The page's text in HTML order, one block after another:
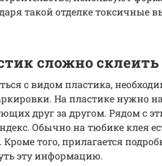
такой отделке токсичные
сложно склеить
с видом пластика,
На пластике нужно
друг за другом. Рядом с
Обычно на тюбике клея
Кроме того, прилагается
эту информацию.